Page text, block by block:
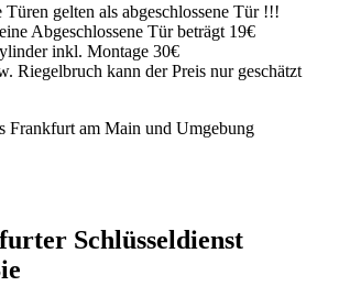
Türen gelten als abgeschlossene Tür !!!
Abgeschlossene Tür beträgt 19€
inkl. Montage 30€
Riegelbruch kann der Preis nur geschätzt
Schlüsseldienst